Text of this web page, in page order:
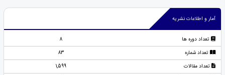
آمار و اطلاعات نشریه
تعداد دوره ها
8
تعداد شماره
83
تعداد مقالات
1,599